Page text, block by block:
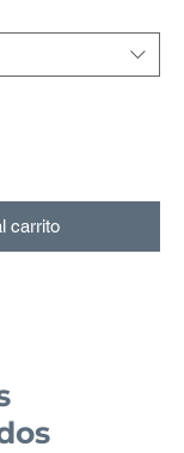
carrito